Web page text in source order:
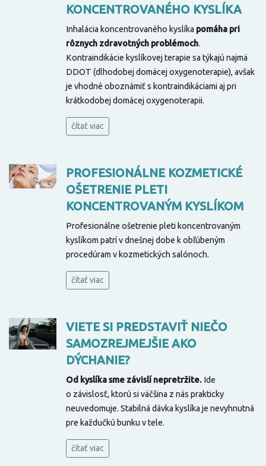
KONCENTROVANÉHO KYSLÍKA
Inhalácia koncentrovaného kyslíka pomáha pri
rôznych zdravotných problémoch.
Kontraindikácie kyslíkovej terapie sa týkajú najmä
DDOT (dlhodobej domácej oxygenoterapie), avšak
je vhodné oboznámiť s kontraindikáciami aj pri
krátkodobej domácej oxygenoterapii.
čítať viac
PROFESIONÁLNE KOZMETICKÉ
OŠETRENIE PLETI
KONCENTROVANÝM KYSLÍKOM
Profesionálne ošetrenie pleti koncentrovaným
kyslíkom patrí v dnešnej dobe k obľúbeným
procedúram v kozmetických salónoch.
čítať viac
VIETE SI PREDSTAVIŤ NIEČO
SAMOZREJMEJŠIE AKO
DÝCHANIE?
Od kyslíka sme závislí nepretržite. Ide
o závislosť, ktorú si väčšina z nás prakticky
neuvedomuje. Stabilná dávka kyslíka je nevyhnutná
pre každučkú bunku v tele.
čítať viac